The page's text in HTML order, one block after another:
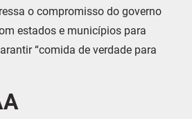
o compromisso do governo
estados e municípios para
“comida de verdade para